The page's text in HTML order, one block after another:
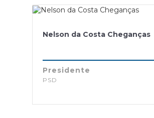
Nelson da Costa Cheganças
Presidente
PSD